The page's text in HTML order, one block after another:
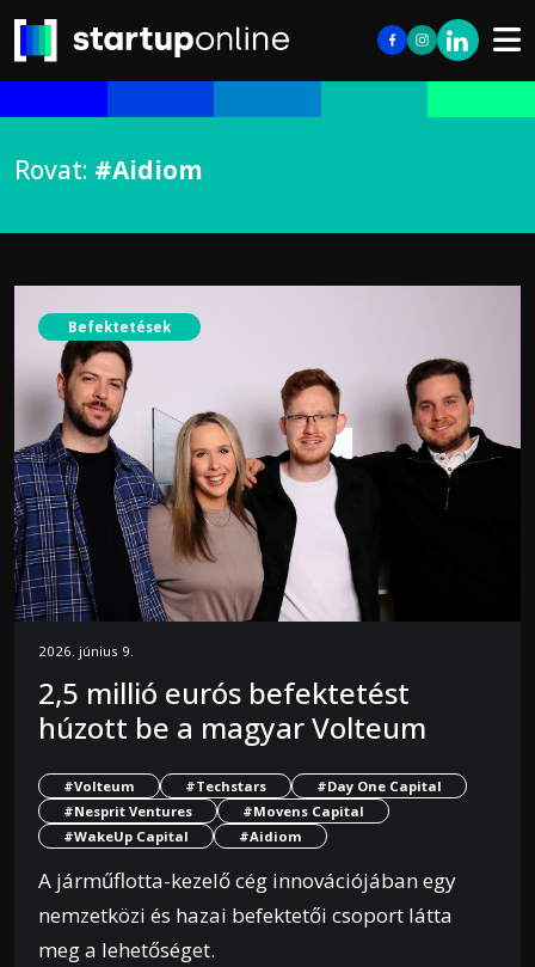
Rovat: #Aidiom
Befektetések
2026. június 9.
2,5 millió eurós befektetést
húzott be a magyar Volteum
#Volteum #Techstars
#Day One Capital
#Nesprit Ventures
#Movens Capital
#WakeUp Capital
#Aidiom
A járműflotta-kezelő cég innovációjában egy
nemzetközi és hazai befektetői csoport látta
meg a lehetőséget.